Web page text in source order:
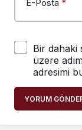
E-Posta *
Bir dahaki
üzere
adresimi
YORUM